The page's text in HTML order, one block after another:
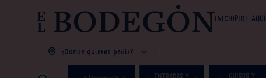
INICIOPIDE AQUÍ
¿Dónde quieres pedir?